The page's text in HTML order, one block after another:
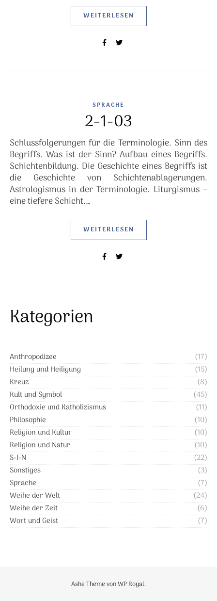
WEITERLESEN
SPRACHE
2-1-03
Schlussfolgerungen für die Terminologie. Sinn des
Begriffs. Was ist der Sinn? Aufbau eines Begriffs.
Schichtenbildung. Die Geschichte eines Begriffs ist
die Geschichte von Schichtenablagerungen.
Astrologismus in der Terminologie. Liturgismus –
eine tiefere Schicht.…
WEITERLESEN
Kategorien
Anthropodizee
(17)
Heilung und Heiligung
(15)
Kreuz
(8)
Kult und Symbol
(45)
Orthodoxie und Katholizismus
(11)
Philosophie
(10)
Religion und Kultur
(10)
Religion und Natur
(10)
S-I-N
(22)
Sonstiges
(3)
Sprache
(7)
Weihe der Welt
(24)
Weihe der Zeit
(6)
Wort und Geist
(7)
Ashe Theme vonWP Royal.